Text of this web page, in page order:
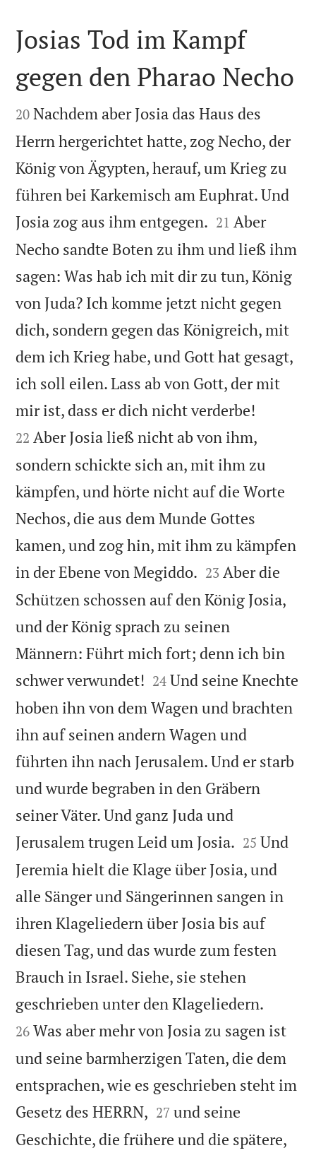

Josias Tod im Kampf
gegen den Pharao Necho

20 Nachdem aber Josia das Haus des
Herrn hergerichtet hatte, zog Necho, der
König von Ägypten, herauf, um Krieg zu
führen bei Karkemisch am Euphrat. Und
Josia zog aus ihm entgegen. 

21 Aber
Necho sandte Boten zu ihm und ließ ihm
sagen: Was hab ich mit dir zu tun, König
von Juda? Ich komme jetzt nicht gegen
dich, sondern gegen das Königreich, mit
dem ich Krieg habe, und Gott hat gesagt,
ich soll eilen. Lass ab von Gott, der mit
mir ist, dass er dich nicht verderbe!
22 Aber Josia ließ nicht ab von ihm,
sondern schickte sich an, mit ihm zu
kämpfen, und hörte nicht auf die Worte
Nechos, die aus dem Munde Gottes
kamen, und zog hin, mit ihm zu kämpfen
in der Ebene von Megiddo. 

23 Aber die
Schützen schossen auf den König Josia,
und der König sprach zu seinen
Männern: Führt mich fort; denn ich bin
schwer verwundet! 

24 Und seine Knechte
hoben ihn von dem Wagen und brachten
ihn auf seinen andern Wagen und
führten ihn nach Jerusalem. Und er starb
und wurde begraben in den Gräbern
seiner Väter. Und ganz Juda und
Jerusalem trugen Leid um Josia. 

25 Und
Jeremia hielt die Klage über Josia, und
alle Sänger und Sängerinnen sangen in
ihren Klageliedern über Josia bis auf
diesen Tag, und das wurde zum festen
Brauch in Israel. Siehe, sie stehen
geschrieben unter den Klageliedern.
26 Was aber mehr von Josia zu sagen ist
und seine barmherzigen Taten, die dem
entsprachen, wie es geschrieben steht im
Gesetz des HERRN, 

27 und seine
Geschichte, die frühere und die spätere,